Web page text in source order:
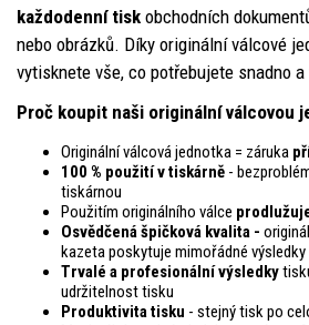
každodenní tisk obchodních
nebo obrázků. Díky originální válcové
vytisknete vše, co potřebujete snadno
Proč koupit naši originální válcovou
Originální válcová jednotka = záruka
100 % použití v tiskárně -
tiskárnou
Použitím originálního válce
Osvědčená špičková kvalita -
kazeta poskytuje mimořádné výsledky
Trvalé a profesionální výsledky
udržitelnost tisku
Produktivita tisku - stejný tisk po